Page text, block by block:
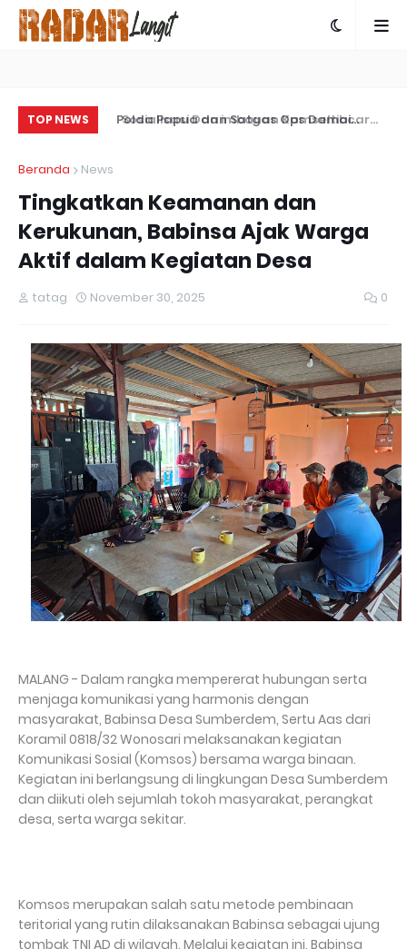
TOP NEWS
Polda Papua dan Satgas Ops Damai
Sosialisasi Dan imbauan Kamseltibcar
Beranda News
Tingkatkan Keamanan dan
Kerukunan, Babinsa Ajak Warga
Aktif dalam Kegiatan Desa
tatag November 30, 2025 0
MALANG - Dalam rangka mempererat hubungan serta
menjaga komunikasi yang harmonis dengan
masyarakat, Babinsa Desa Sumberdem, Sertu Aas dari
Koramil 0818/32 Wonosari melaksanakan kegiatan
Komunikasi Sosial (Komsos) bersama warga binaan.
Kegiatan ini berlangsung di lingkungan Desa Sumberdem
dan diikuti oleh sejumlah tokoh masyarakat, perangkat
desa, serta warga sekitar.
Komsos merupakan salah satu metode pembinaan
teritorial yang rutin dilaksanakan Babinsa sebagai ujung
tombak TNI AD di wilayah. Melalui kegiatan ini, Babinsa